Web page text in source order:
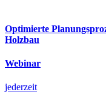
Optimierte
Holzbau
Webinar
jederzeit